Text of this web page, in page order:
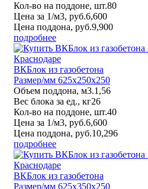
Кол-во на поддоне, шт.80
Цена за 1/м3, руб.6,600
Цена поддона, руб.9,900
подробнее
ВКБлок из газобетона
Размер/мм 625x250x250
Объем поддона, м3.1,56
Вес блока за ед., кг26
Кол-во на поддоне, шт.40
Цена за 1/м3, руб.6,600
Цена поддона, руб.10,296
подробнее
ВКБлок из газобетона
Размер/мм 625x350x250